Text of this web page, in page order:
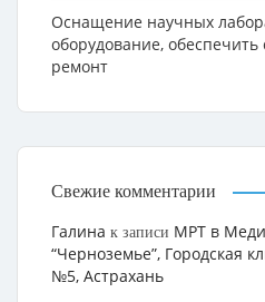
Оснащение научных
оборудование,
ремонт
Свежие комментарии
Галина к записи МРТ в
“Черноземье”, Городская
№5, Астрахань